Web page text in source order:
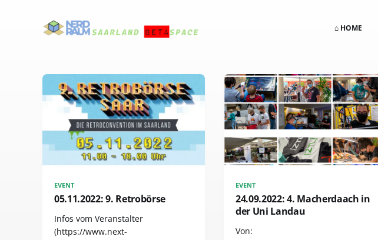
⌂ HOME
EVENT
05.11.2022: 9. Retrobörse
Infos vom Veranstalter
(https://www.next-
EVENT
24.09.2022: 4. Macherdaach in
der Uni Landau
Von: